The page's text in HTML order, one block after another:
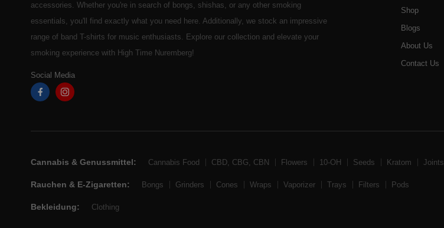
accessories. Whether you're in search of bongs, shishas, or any other smoking
essentials, you'll find exactly what you need here. Additionally, we stock an impressive
range of band T-shirts for music enthusiasts. Explore our collection and elevate your
smoking experience with High Time Nuremberg!
Social Media
Shop
Blogs
About Us
Contact Us
Cannabis & Genussmittel: Cannabis Food CBD, CBG, CBN Flowers 10-OH Seeds Kratom Joints
Rauchen & E-Zigaretten: Bongs Grinders Cones Wraps Vaporizer Trays Filters Pods
Bekleidung: Clothing